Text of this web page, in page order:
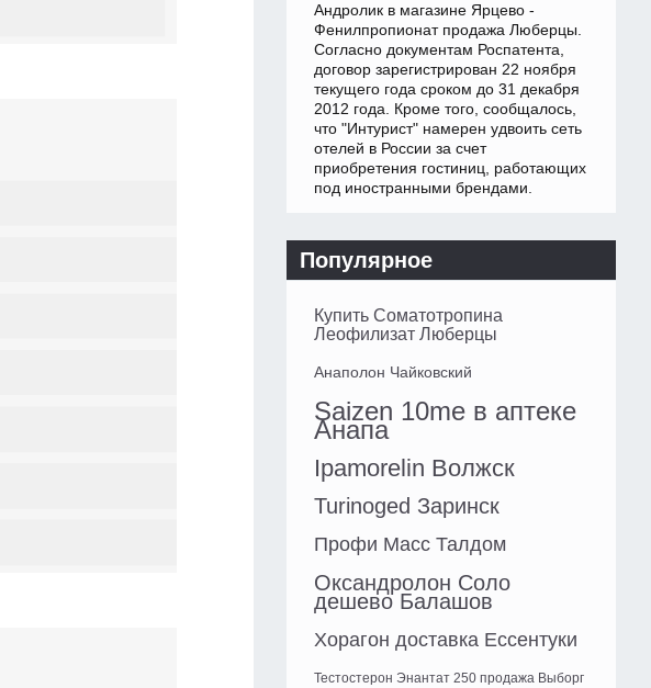
Андролик в магазине Ярцево -
Фенилпропионат продажа Люберцы.
Согласно документам Роспатента,
договор зарегистрирован 22 ноября
текущего года сроком до 31 декабря
2012 года. Кроме того, сообщалось,
что "Интурист" намерен удвоить сеть
отелей в России за счет
приобретения гостиниц, работающих
под иностранными брендами.
Популярное
Купить Соматотропина
Леофилизат Люберцы
Анаполон Чайковский
Saizen 10me в аптеке
Анапа
Ipamorelin Волжск
Turinoged Заринск
Профи Масс Талдом
Оксандролон Соло
дешево Балашов
Хорагон доставка Ессентуки
Тестостерон Энантат 250 продажа Выборг